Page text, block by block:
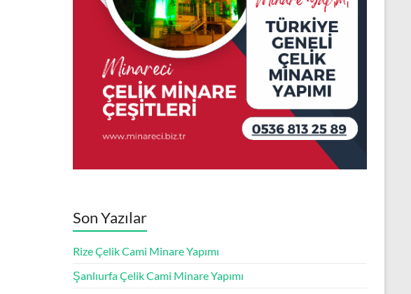
Son Yazılar
Rize Çelik Cami Minare Yapımı
Şanlıurfa Çelik Cami Minare Yapımı